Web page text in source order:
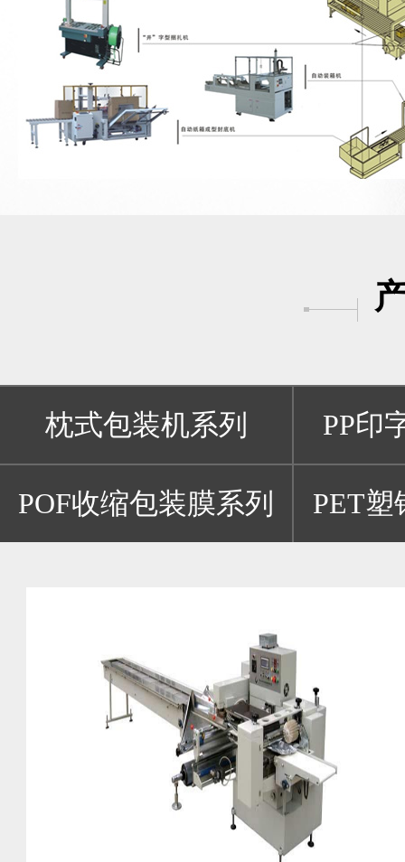
枕式包装机系列 PP印
POF收缩包装膜系列 PET